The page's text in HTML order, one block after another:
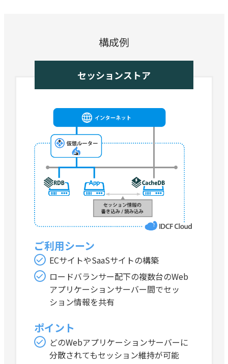
構成例
セッションストア
ご利用シーン
ECサイトやSaaSサイトの構築
ロードバランサー配下の複数台のWeb
アプリケーションサーバー間でセッ
ション情報を共有
ポイント
どのWebアプリケーションサーバーに
分散されてもセッション維持が可能